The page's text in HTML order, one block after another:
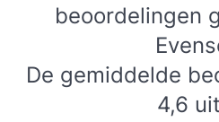
beoordelingen
De gemiddelde
4,6